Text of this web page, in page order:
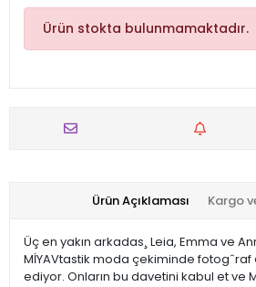
Ürün stokta bulunmamaktadır.
Ürün Açıklaması Kargo
Üç en yakın arkadas¸ Leia, Emma ve
MİYAVtastik moda çekiminde
ediyor. Onların bu davetini kabul et ve